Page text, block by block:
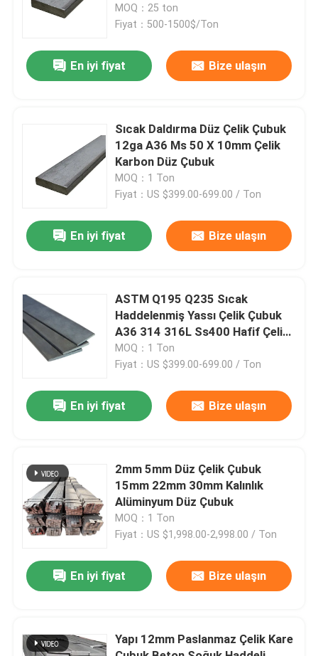
Ana sayfa
Hakkımızda
Kalite kontrol
Bize ulaşın
Teklif isteği
Karbon çelik bobini
Paslanmaz Çelik Rulo
MOQ：25 ton
Fiyat：500-1500$/Ton
En iyi fiyat Bize ulaşın
Sıcak Daldırma Düz Çelik Çubuk
12ga A36 Ms 50 X 10mm Çelik
Karbon Düz Çubuk
MOQ：1 Ton
Fiyat：US $399.00-699.00 / Ton
En iyi fiyat Bize ulaşın
ASTM Q195 Q235 Sıcak
Haddelenmiş Yassı Çelik Çubuk
A36 314 316L Ss400 Hafif Çelik
Yassı Çubuk
MOQ：1 Ton
Fiyat：US $399.00-699.00 / Ton
En iyi fiyat Bize ulaşın
2mm 5mm Düz Çelik Çubuk
15mm 22mm 30mm Kalınlık
Alüminyum Düz Çubuk
MOQ：1 Ton
Fiyat：US $1,998.00-2,998.00 / Ton
En iyi fiyat Bize ulaşın
Yapı 12mm Paslanmaz Çelik Kare